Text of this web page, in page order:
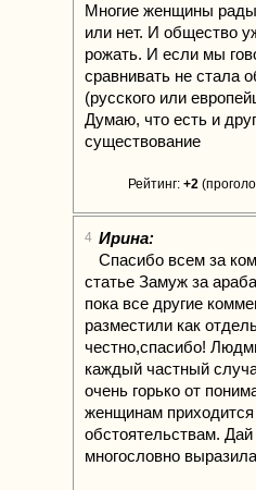
Многие женщины
или нет. И общество
рожать. И если мы
сравнивать не стала
(русского или
Думаю, что есть и
существование
Рейтинг: +2
4 Ирина:
Спасибо всем за
статье Замуж за
пока все другие
разместили как
честно,спасибо!
каждый частный
очень горько от
женщинам приходится
обстоятельствам.
многословно